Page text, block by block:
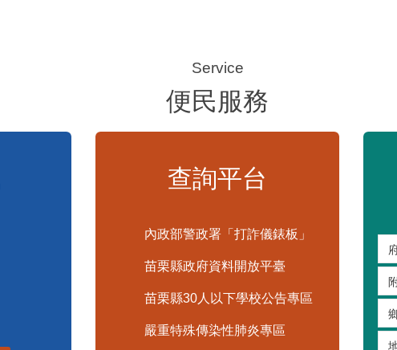
便民服務
查詢平台
內政部警政署「打詐儀錶板」
苗栗縣政府資料開放平臺